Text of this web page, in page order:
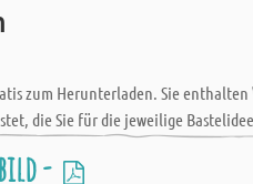
zum Herunterladen. Sie enthalten
die Sie für die jeweilige
-